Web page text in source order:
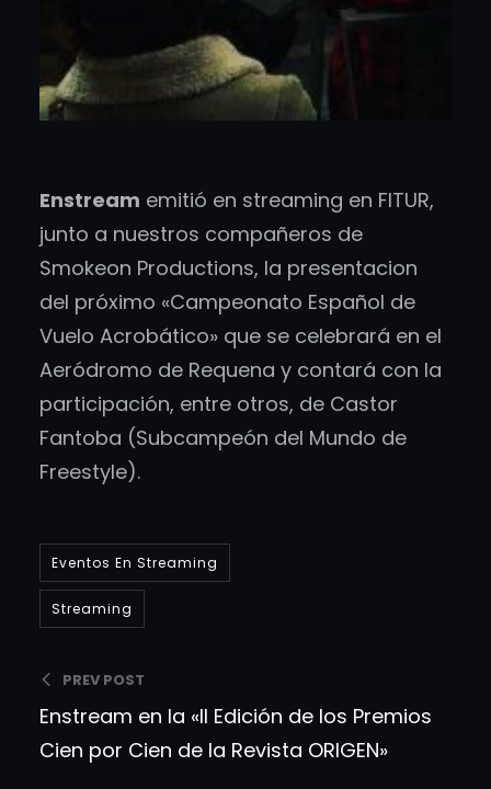
Enstream emitió en streaming en FITUR,
junto a nuestros compañeros de
Smokeon Productions, la presentacion
del próximo «Campeonato Español de
Vuelo Acrobático» que se celebrará en el
Aeródromo de Requena y contará con la
participación, entre otros, de Castor
Fantoba (Subcampeón del Mundo de
Freestyle).
Eventos En Streaming
Streaming
PREV POST
Enstream en la «II Edición de los Premios
Cien por Cien de la Revista ORIGEN»